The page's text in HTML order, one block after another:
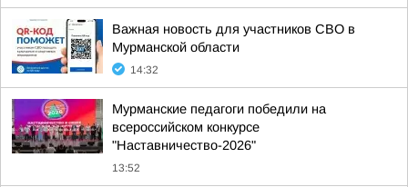
Важная новость для участников СВО в
Мурманской области
14:32
Мурманские педагоги победили на
всероссийском конкурсе
"Наставничество-2026"
13:52